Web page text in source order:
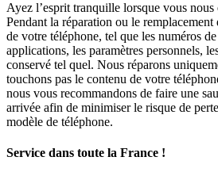
Ayez l’esprit tranquille lorsque vous
Pendant la réparation ou le remplacement
de votre téléphone, tel que les numéros
applications, les paramètres personnels,
conservé tel quel. Nous réparons
touchons pas le contenu de votre
nous vous recommandons de faire une
arrivée afin de minimiser le risque de
modèle de téléphone.
Service dans toute la France !